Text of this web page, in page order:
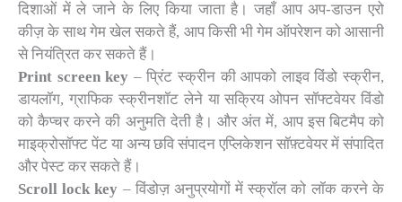
दिशाओं में ले जाने के लिए किया जाता है। जहाँ आप अप-डाउन एरो
कीज़ के साथ गेम खेल सकते हैं, आप किसी भी गेम ऑपरेशन को आसानी
से नियंत्रित कर सकते हैं।
Print screen key – प्रिंट स्क्रीन की आपको लाइव विंडो स्क्रीन,
डायलॉग, ग्राफिक स्क्रीनशॉट लेने या सक्रिय ओपन सॉफ्टवेयर विंडो
को कैप्चर करने की अनुमति देती है। और अंत में, आप इस बिटमैप को
माइक्रोसॉफ्ट पेंट या अन्य छवि संपादन एप्लिकेशन सॉफ़्टवेयर में संपादित
और पेस्ट कर सकते हैं।
Scroll lock key – विंडोज़ अनुप्रयोगों में स्क्रॉल को लॉक करने के